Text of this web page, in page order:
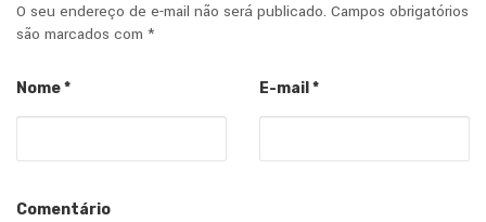
O seu endereço de e-mail não será publicado. Campos obrigatórios
são marcados com *
Nome* E-mail *
Comentário